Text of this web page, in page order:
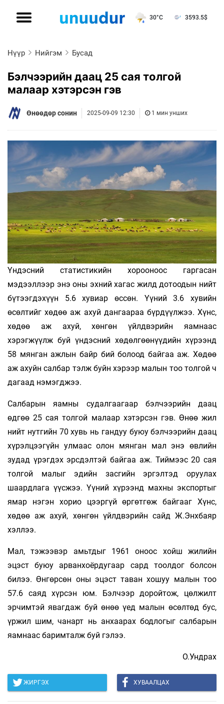
30°C 3593.5$
Нүүр Нийгэм Бусад
Бэлчээрийн даац 25 сая толгой
малаар хэтэрсэн гэв
Өнөөдөр сонин 2025-09-09 12:30 1 мин унших
Үндэсний статистикийн хорооноос гаргасан
мэдээллээр энэ оны эхний хагас жилд дотоодын нийт
бүтээгдэхүүн 5.6 хувиар өссөн. Үүний 3.6 хувийн
өсөлтийг хөдөө аж ахуй дангаараа бүрдүүлжээ. Хүнс,
хөдөө аж ахуй, хөнгөн үйлдвэрийн яамнаас
хэрэгжүүлж буй үндэсний хөдөлгөөнүүдийн хүрээнд
58 мянган ажлын байр бий болоод байгаа аж. Хөдөө
аж ахуйн салбар тэлж буйн хэрээр малын тоо толгой ч
дагаад нэмэгджээ.
Салбарын яамны судалгаагаар бэлчээрийн даац
өдгөө 25 сая толгой малаар хэтэрсэн гэв. Өнөө жил
нийт нутгийн 70 хувь нь гандуу буюу бэлчээрийн даац
хүрэлцээгүйн улмаас олон мянган мал энэ өвлийн
зудад үрэгдэх эрсдэлтэй байгаа аж. Тиймээс 20 сая
толгой малыг эдийн засгийн эргэлтэд оруулах
шаардлага үүсжээ. Үүний хүрээнд махны экспортыг
ямар нэгэн хорио цээргүй өргөтгөж байгааг Хүнс,
хөдөө аж ахуй, хөнгөн үйлдвэрийн сайд Ж.Энхбаяр
хэллээ.
Мал, тэжээвэр амьтдыг 1961 оноос хойш жилийн
эцэст буюу арванхоёрдугаар сард тоолдог болсон
билээ. Өнгөрсөн оны эцэст таван хошуу малын тоо
57.6 саяд хүрсэн юм. Бэлчээр доройтож, цөлжилт
эрчимтэй явагдаж буй өнөө үед малын өсөлтөд бус,
үржил шим, чанарт нь анхаарах бодлогыг салбарын
яамнаас баримталж буй гэлээ.
О.Ундрах
ЖИРГЭХ ХУВААЛЦАХ